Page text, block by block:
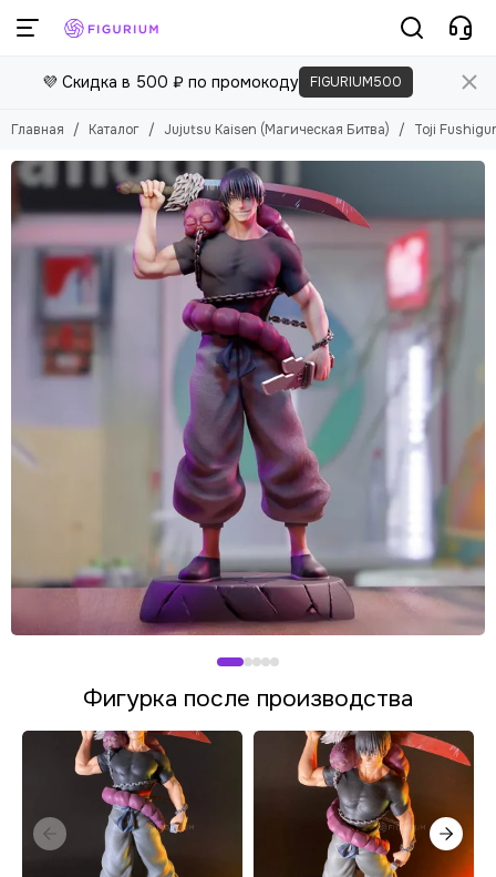
💜 Скидка в 500 ₽ по промокоду FIGURIUM500
Главная Каталог Jujutsu Kaisen (Магическая Битва) Toji
Фигурка после производства